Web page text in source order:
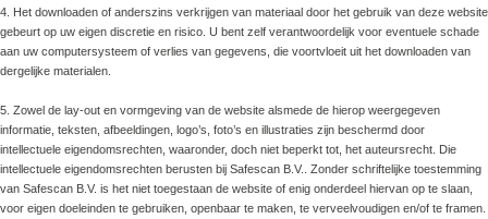
4. Het downloaden of anderszins verkrijgen van materiaal door het gebruik van deze website
gebeurt op uw eigen discretie en risico. U bent zelf verantwoordelijk voor eventuele schade
aan uw computersysteem of verlies van gegevens, die voortvloeit uit het downloaden van
dergelijke materialen.
5. Zowel de lay-out en vormgeving van de website alsmede de hierop weergegeven
informatie, teksten, afbeeldingen, logo’s, foto’s en illustraties zijn beschermd door
intellectuele eigendomsrechten, waaronder, doch niet beperkt tot, het auteursrecht. Die
intellectuele eigendomsrechten berusten bij Safescan B.V.. Zonder schriftelijke toestemming
van Safescan B.V. is het niet toegestaan de website of enig onderdeel hiervan op te slaan,
voor eigen doeleinden te gebruiken, openbaar te maken, te verveelvoudigen en/of te framen.